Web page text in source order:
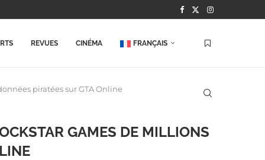
REVUES CINÉMA FRANÇAIS
piratées sur GTA Online
GAMES DE MILLIONS